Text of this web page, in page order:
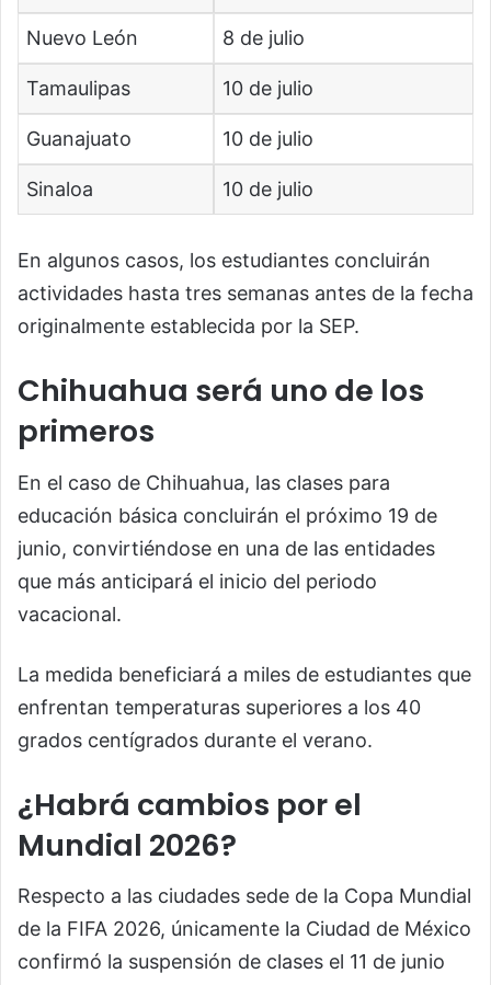
Nuevo León 8 de julio
Tamaulipas 10 de julio
Guanajuato 10 de julio
Sinaloa 10 de julio
En algunos casos, los estudiantes concluirán
actividades hasta tres semanas antes de la fecha
originalmente establecida por la SEP.
Chihuahua será uno de los
primeros
En el caso de Chihuahua, las clases para
educación básica concluirán el próximo 19 de
junio, convirtiéndose en una de las entidades
que más anticipará el inicio del periodo
vacacional.
La medida beneficiará a miles de estudiantes que
enfrentan temperaturas superiores a los 40
grados centígrados durante el verano.
¿Habrá cambios por el
Mundial 2026?
Respecto a las ciudades sede de la Copa Mundial
de la FIFA 2026, únicamente la Ciudad de México
confirmó la suspensión de clases el 11 de junio